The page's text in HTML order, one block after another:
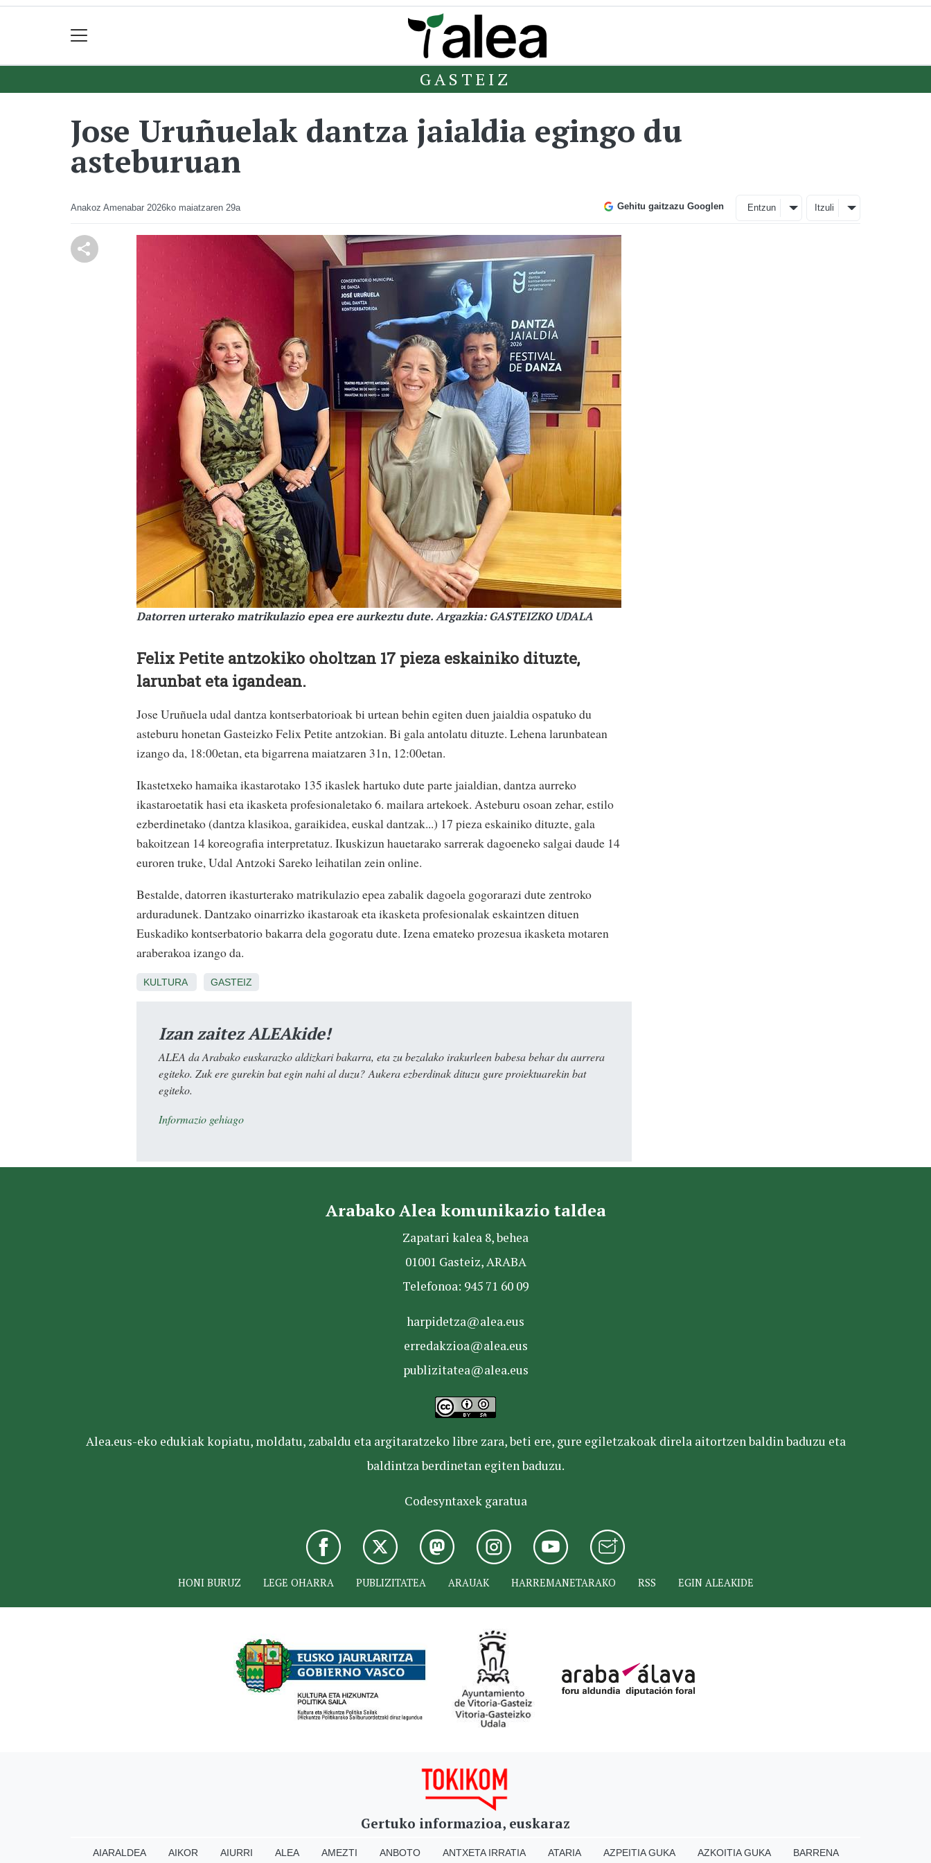
GASTEIZ
Jose Uruñuelak dantza jaialdia egingo du
asteburuan
Anakoz Amenabar 2026ko maiatzaren 29a Gehitu gaitzazu Googlen Entzun Itzuli
Datorren urterako matrikulazio epea ere aurkeztu dute. Argazkia: GASTEIZKO UDALA
Felix Petite antzokiko oholtzan 17 pieza eskainiko dituzte,
larunbat eta igandean.
Jose Uruñuela udal dantza kontserbatorioak bi urtean behin egiten duen jaialdia ospatuko du
asteburu honetan Gasteizko Felix Petite antzokian. Bi gala antolatu dituzte. Lehena larunbatean
izango da, 18:00etan, eta bigarrena maiatzaren 31n, 12:00etan.
Ikastetxeko hamaika ikastarotako 135 ikaslek hartuko dute parte jaialdian, dantza aurreko
ikastaroetatik hasi eta ikasketa profesionaletako 6. mailara artekoek. Asteburu osoan zehar, estilo
ezberdinetako (dantza klasikoa, garaikidea, euskal dantzak...) 17 pieza eskainiko dituzte, gala
bakoitzean 14 koreografia interpretatuz. Ikuskizun hauetarako sarrerak dagoeneko salgai daude 14
euroren truke, Udal Antzoki Sareko leihatilan zein online.
Bestalde, datorren ikasturterako matrikulazio epea zabalik dagoela gogorarazi dute zentroko
arduradunek. Dantzako oinarrizko ikastaroak eta ikasketa profesionalak eskaintzen dituen
Euskadiko kontserbatorio bakarra dela gogoratu dute. Izena emateko prozesua ikasketa motaren
araberakoa izango da.
KULTURA GASTEIZ
Izan zaitez ALEAkide!
ALEA da Arabako euskarazko aldizkari bakarra, eta zu bezalako irakurleen babesa behar du aurrera
egiteko. Zuk ere gurekin bat egin nahi al duzu? Aukera ezberdinak dituzu gure proiektuarekin bat
egiteko.
Informazio gehiago
Arabako Alea komunikazio taldea
Zapatari kalea 8, behea
01001 Gasteiz, ARABA
Telefonoa: 945 71 60 09
harpidetza@alea.eus
erredakzioa@alea.eus
publizitatea@alea.eus
Alea.eus-eko edukiak kopiatu, moldatu, zabaldu eta argitaratzeko libre zara, beti ere, gure egiletzakoak direla aitortzen baldin baduzu eta
baldintza berdinetan egiten baduzu.
Codesyntaxek garatua
HONI BURUZ LEGE OHARRA PUBLIZITATEA ARAUAK HARREMANETARAKO RSS EGIN ALEAKIDE
Gertuko informazioa, euskaraz
AIARALDEA AIKOR AIURRI ALEA AMEZTI ANBOTO ANTXETA IRRATIA ATARIA AZPEITIA GUKA AZKOITIA GUKA BARRENA